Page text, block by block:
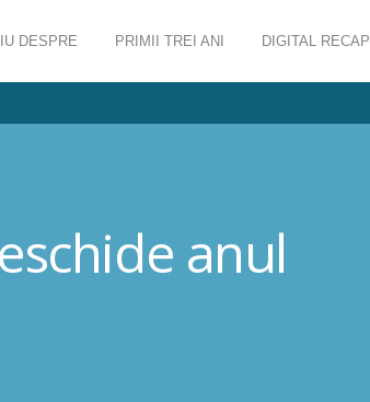
DESPRE PRIMII TREI ANI DIGITAL RECAP
anul